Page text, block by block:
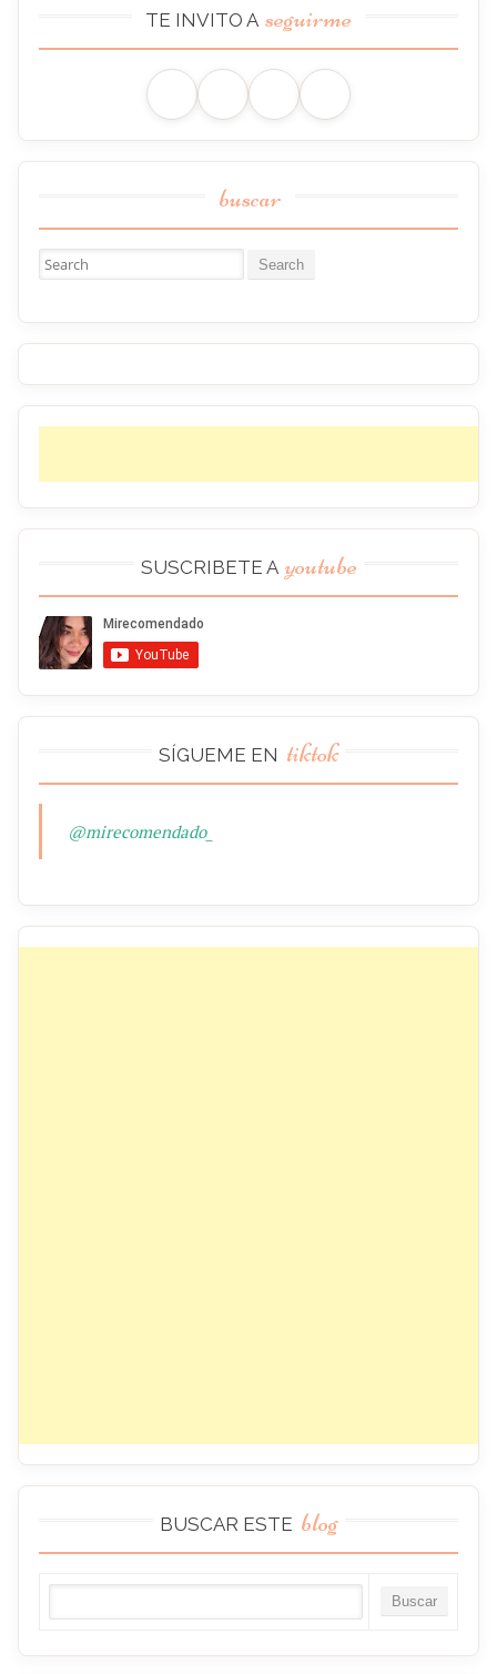
TE INVITO A seguirme
buscar
Buscar:
SUSCRIBETE A youtube
SÍGUEME EN tiktok
@mirecomendado_
BUSCAR ESTE blog